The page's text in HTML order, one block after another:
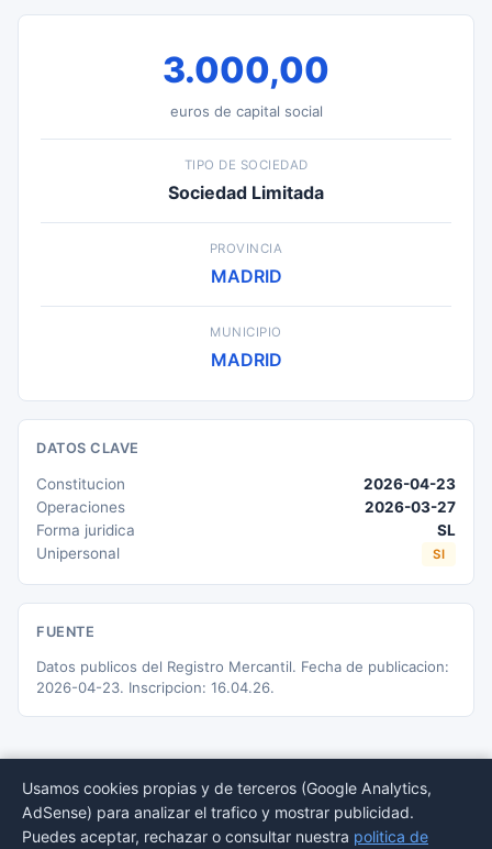
3.000,00
euros de capital social
TIPO DE SOCIEDAD
Sociedad Limitada
PROVINCIA
MADRID
MUNICIPIO
MADRID
DATOS CLAVE
Constitucion
2026-04-23
Operaciones
2026-03-27
Forma juridica
SL
Unipersonal
SI
FUENTE
Datos publicos del Registro Mercantil. Fecha de publicacion:
2026-04-23. Inscripcion: 16.04.26.
© 2026 BORMEDirectorio — Datos publicos del Registro Mercantil
Usamos cookies propias y de terceros (Google Analytics,
AdSense) para analizar el trafico y mostrar publicidad.
Puedes aceptar, rechazar o consultar nuestra politica de